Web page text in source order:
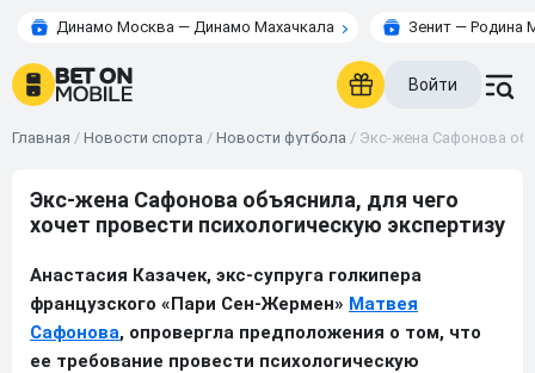
Динамо Москва — Динамо Махачкала Зенит — Родина
Войти
Главная / Новости спорта / Новости футбола / Экс-жена Сафонова
Экс-жена Сафонова объяснила, для чего
хочет провести психологическую экспертизу
Анастасия Казачек, экс-супруга голкипера
французского «Пари Сен-Жермен» Матвея
Сафонова, опровергла предположения о том, что
ее требование провести психологическую